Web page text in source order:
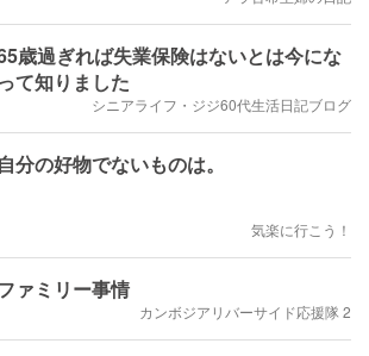
歳過ぎれば失業保険はないとは今にな
って知りました
シニアライフ・ジジ60代生活日記ブログ
自分の好物でないものは。
気楽に行こう！
ァミリー事情
カンボジアリバーサイド応援隊 2